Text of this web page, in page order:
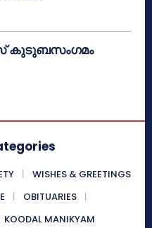
കുടുബസംഗമം
WISHES & GREETINGS
OBITUARIES
KOODAL MANIKYAM